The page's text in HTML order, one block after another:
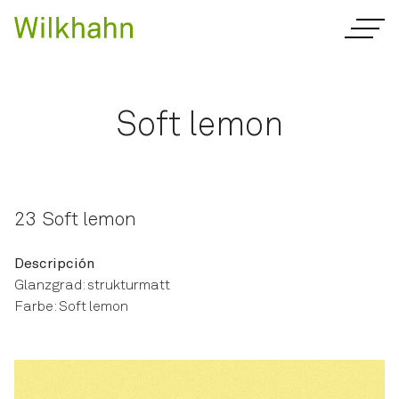
Soft lemon
23 Soft lemon
Descripción
Glanzgrad: strukturmatt
Farbe: Soft lemon